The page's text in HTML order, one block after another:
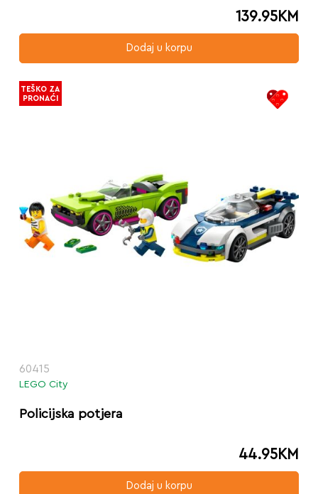
139.95KM
Dodaj u korpu
60415
LEGO City
Policijska potjera
44.95KM
Dodaj u korpu
TEŠKO ZA
PRONAĆI